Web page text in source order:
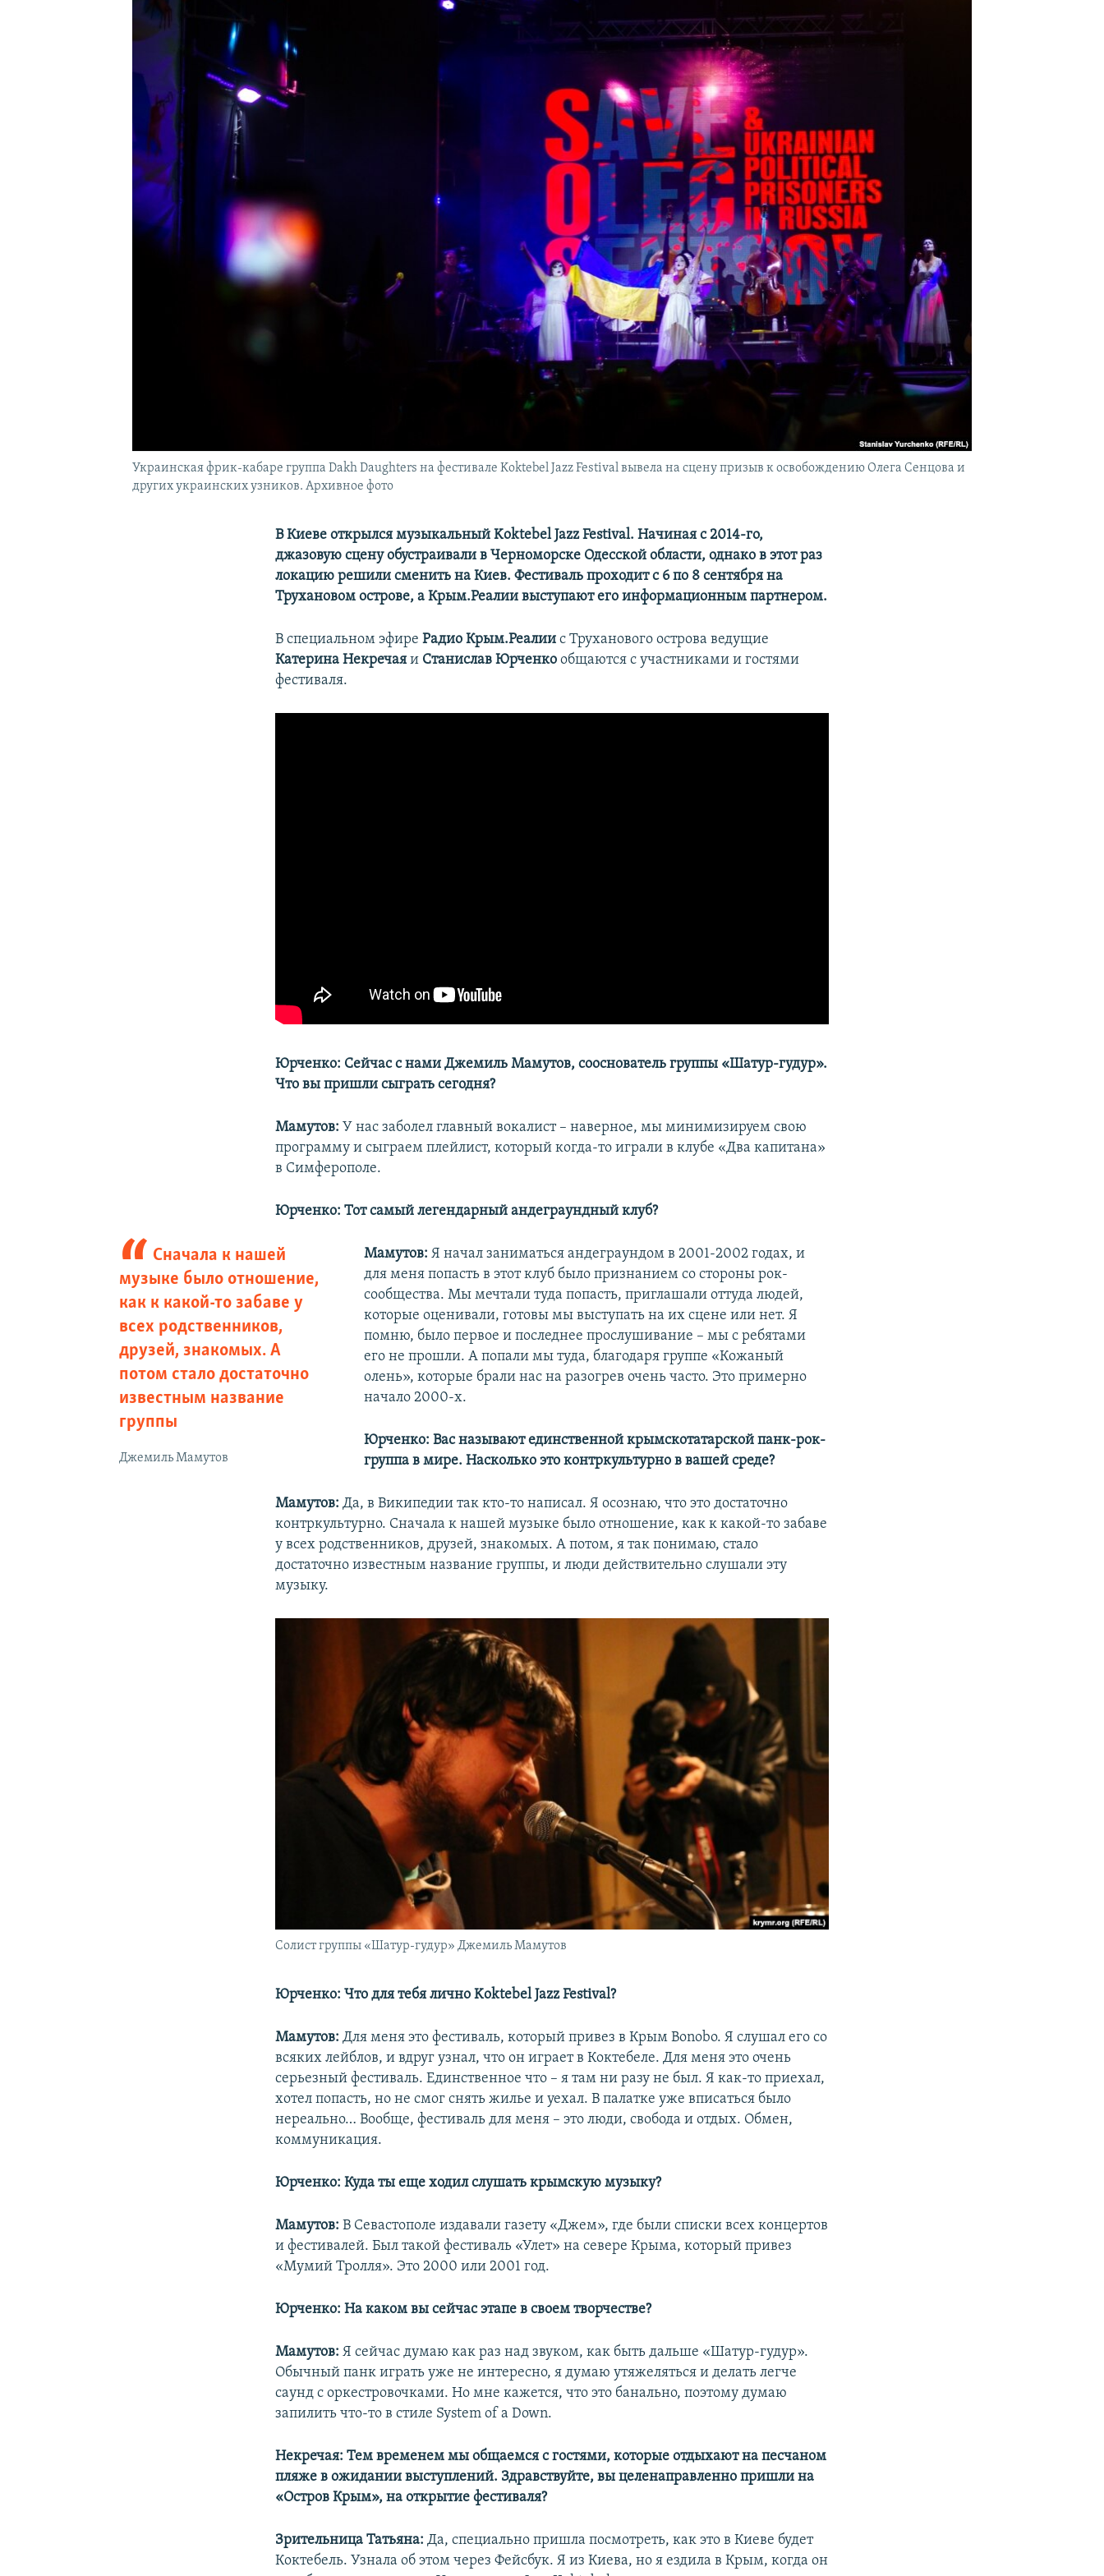
УКРАИНСКАЯ ПРОБЛЕМА КРЫМА
Украинская фрик-кабаре группа Dakh Daughters на фестивале Koktebel Jazz Festival вывела на сцену призыв к освобождению Олега Сенцова и
других украинских узников. Архивное фото
В Киеве открылся музыкальный Koktebel Jazz Festival. Начиная с 2014-го,
джазовую сцену обустраивали в Черноморске Одесской области, однако в этот раз
локацию решили сменить на Киев. Фестиваль проходит с 6 по 8 сентября на
Трухановом острове, а Крым.Реалии выступают его информационным партнером.
В специальном эфире Радио Крым.Реалии с Труханового острова ведущие
Катерина Некречая и Станислав Юрченко общаются с участниками и гостями
фестиваля.
Юрченко: Сейчас с нами Джемиль Мамутов, сооснователь группы «Шатур-гудур».
Что вы пришли сыграть сегодня?
Мамутов:У нас заболел главный вокалист – наверное, мы минимизируем свою
программу и сыграем плейлист, который когда-то играли в клубе «Два капитана»
в Симферополе.
Юрченко: Тот самый легендарный андеграундный клуб?
Сначала к нашей
музыке было отношение,
как к какой-то забаве у
всех родственников,
друзей, знакомых. А
потом стало достаточно
известным название
группы
Джемиль Мамутов
Мамутов: Я начал заниматься андеграундом в 2001-2002 годах, и
для меня попасть в этот клуб было признанием со стороны рок-
сообщества. Мы мечтали туда попасть, приглашали оттуда людей,
которые оценивали, готовы мы выступать на их сцене или нет. Я
помню, было первое и последнее прослушивание – мы с ребятами
его не прошли. А попали мы туда, благодаря группе «Кожаный
олень», которые брали нас на разогрев очень часто. Это примерно
начало 2000-х.
Юрченко: Вас называют единственной крымскотатарской панк-рок-
группа в мире. Насколько это контркультурно в вашей среде?
Мамутов:Да, в Википедии так кто-то написал. Я осознаю, что это достаточно
контркультурно. Сначала к нашей музыке было отношение, как к какой-то забаве
у всех родственников, друзей, знакомых. А потом, я так понимаю, стало
достаточно известным название группы, и люди действительно слушали эту
музыку.
Солист группы «Шатур-гудур» Джемиль Мамутов
Юрченко: Что для тебя лично Koktebel Jazz Festival?
Мамутов:Для меня это фестиваль, который привез в Крым Bonobo. Я слушал его со
всяких лейблов, и вдруг узнал, что он играет в Коктебеле. Для меня это очень
серьезный фестиваль. Единственное что – я там ни разу не был. Я как-то приехал,
хотел попасть, но не смог снять жилье и уехал. В палатке уже вписаться было
нереально… Вообще, фестиваль для меня – это люди, свобода и отдых. Обмен,
коммуникация.
Юрченко: Куда ты еще ходил слушать крымскую музыку?
Мамутов:В Севастополе издавали газету «Джем», где были списки всех концертов
и фестивалей. Был такой фестиваль «Улет» на севере Крыма, который привез
«Мумий Тролля». Это 2000 или 2001 год.
Юрченко: На каком вы сейчас этапе в своем творчестве?
Мамутов:Я сейчас думаю как раз над звуком, как быть дальше «Шатур-гудур».
Обычный панк играть уже не интересно, я думаю утяжеляться и делать легче
саунд с оркестровочками. Но мне кажется, что это банально, поэтому думаю
запилить что-то в стиле System of a Down.
Некречая: Тем временем мы общаемся с гостями, которые отдыхают на песчаном
пляже в ожидании выступлений. Здравствуйте, вы целенаправленно пришли на
«Остров Крым», на открытие фестиваля?
Зрительница Татьяна:Да, специально пришла посмотреть, как это в Киеве будет
Коктебель. Узнала об этом через Фейсбук. Я из Киева, но я ездила в Крым, когда он